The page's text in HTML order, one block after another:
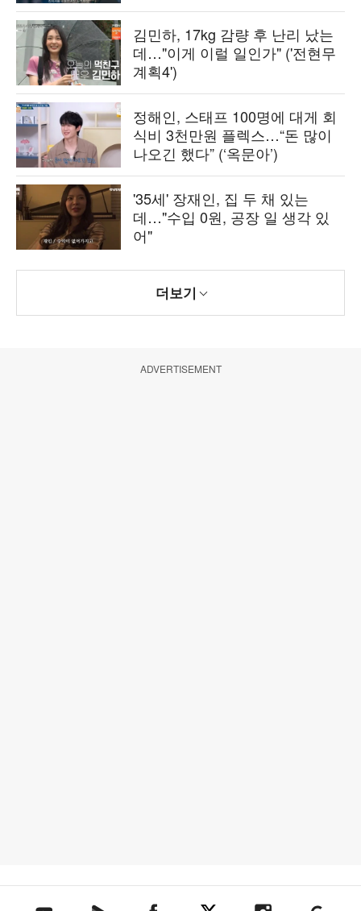
김민하, 17kg 감량 후 난리 났는
데…"이게 이럴 일인가" ('전현무
계획4')
정해인, 스태프 100명에 대게 회
식비 3천만원 플렉스…“돈 많이
나오긴 했다” (‘옥문아’)
'35세' 장재인, 집 두 채 있는
데…"수입 0원, 공장 일 생각 있
어"
더보기
ADVERTISEMENT